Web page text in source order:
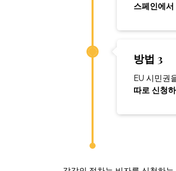
스페인에
방법 3
EU 시민권
따로 신청